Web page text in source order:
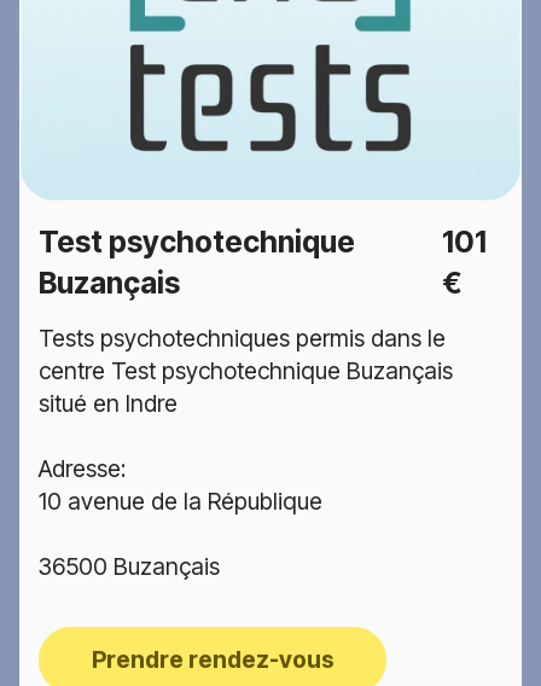
Test psychotechnique
Buzançais
101
€
Tests psychotechniques permis dans le
centre Test psychotechnique Buzançais
situé en Indre
Adresse:
10 avenue de la République
36500 Buzançais
Prendre rendez-vous